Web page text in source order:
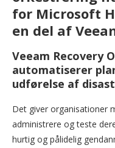
for Microsoft
en del af
Veeam Recovery
automatiserer
udførelse af
Det giver organisationer
administrere og teste
hurtig og pålidelig